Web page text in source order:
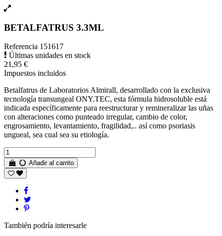
BETALFATRUS 3.3ML
Referencia 151617
Últimas unidades en stock
21,95 €
Impuestos incluidos
Betalfatrus de Laboratorios Almirall, desarrollado con la exclusiva
tecnología transungeal ONY.TEC, esta fórmula hidrosoluble está
indicada específicamente para reestructurar y remineralizar las uñas
con alteraciones como punteado irregular, cambio de color,
engrosamiento, levantamiento, fragilidad,.. así como psoriasis
ungueal, sea cual sea su etiología.
Añadir al carrito
También podría interesarle